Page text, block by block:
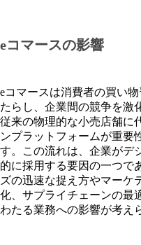
eコマースの影響
eコマースは消費者の買い
たらし、企業間の競争を激
従来の物理的な小売店舗に
ンプラットフォームが重要
す。この流れは、企業がデ
的に採用する要因の一つで
ズの迅速な捉え方やマーケ
化、サプライチェーンの最
わたる業務への影響が考え